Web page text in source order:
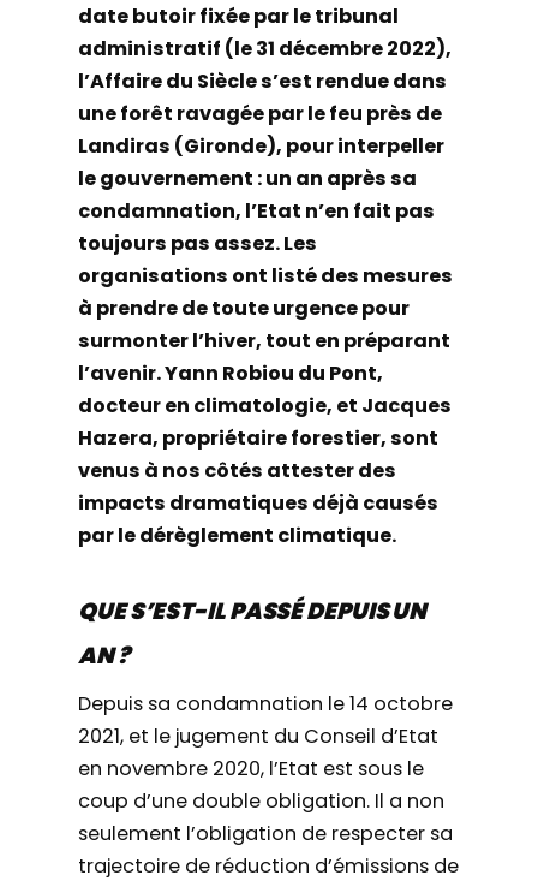
date butoir fixée par le tribunal
administratif (le 31 décembre 2022),
l’Affaire du Siècle s’est rendue dans
une forêt ravagée par le feu près de
Landiras (Gironde), pour interpeller
le gouvernement : un an après sa
condamnation, l’Etat n’en fait pas
toujours pas assez. Les
organisations ont listé des mesures
à prendre de toute urgence pour
surmonter l’hiver, tout en préparant
l’avenir. Yann Robiou du Pont,
docteur en climatologie, et Jacques
Hazera, propriétaire forestier, sont
venus à nos côtés attester des
impacts dramatiques déjà causés
par le dérèglement climatique.
QUE S’EST-IL PASSÉ DEPUIS UN
AN ?
Depuis sa condamnation le 14 octobre
2021, et le jugement du Conseil d’Etat
en novembre 2020, l’Etat est sous le
coup d’une double obligation. Il a non
seulement l’obligation de respecter sa
trajectoire de réduction d’émissions de